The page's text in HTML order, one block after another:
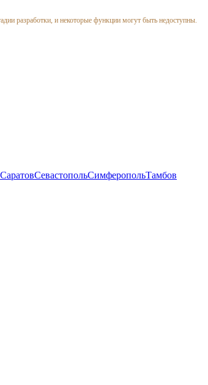
разработки, и некоторые функции могут быть недоступны.
СаратовСевастопольСимферопольТамбов